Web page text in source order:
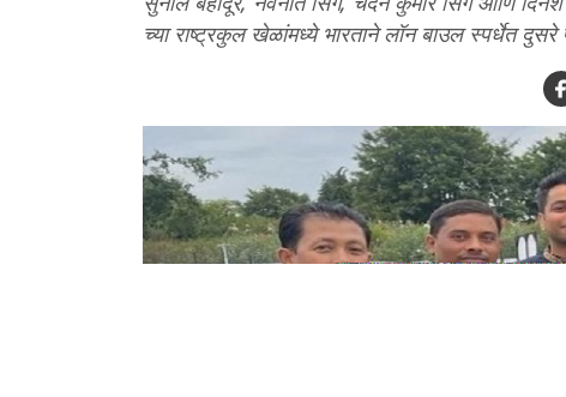
च्या राष्ट्रकुल खेळांमध्ये भारताने लॉन बाउल स्पर्धेत